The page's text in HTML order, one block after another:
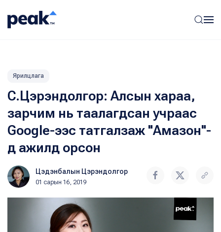
Ярилцлага
С.Цэрэндолгор: Алсын хараа,
зарчим нь таалагдсан учраас
Google-ээс татгалзаж "Амазон"-
д ажилд орсон
Цэдэнбалын Цэрэндолгор
01 сарын 16, 2019